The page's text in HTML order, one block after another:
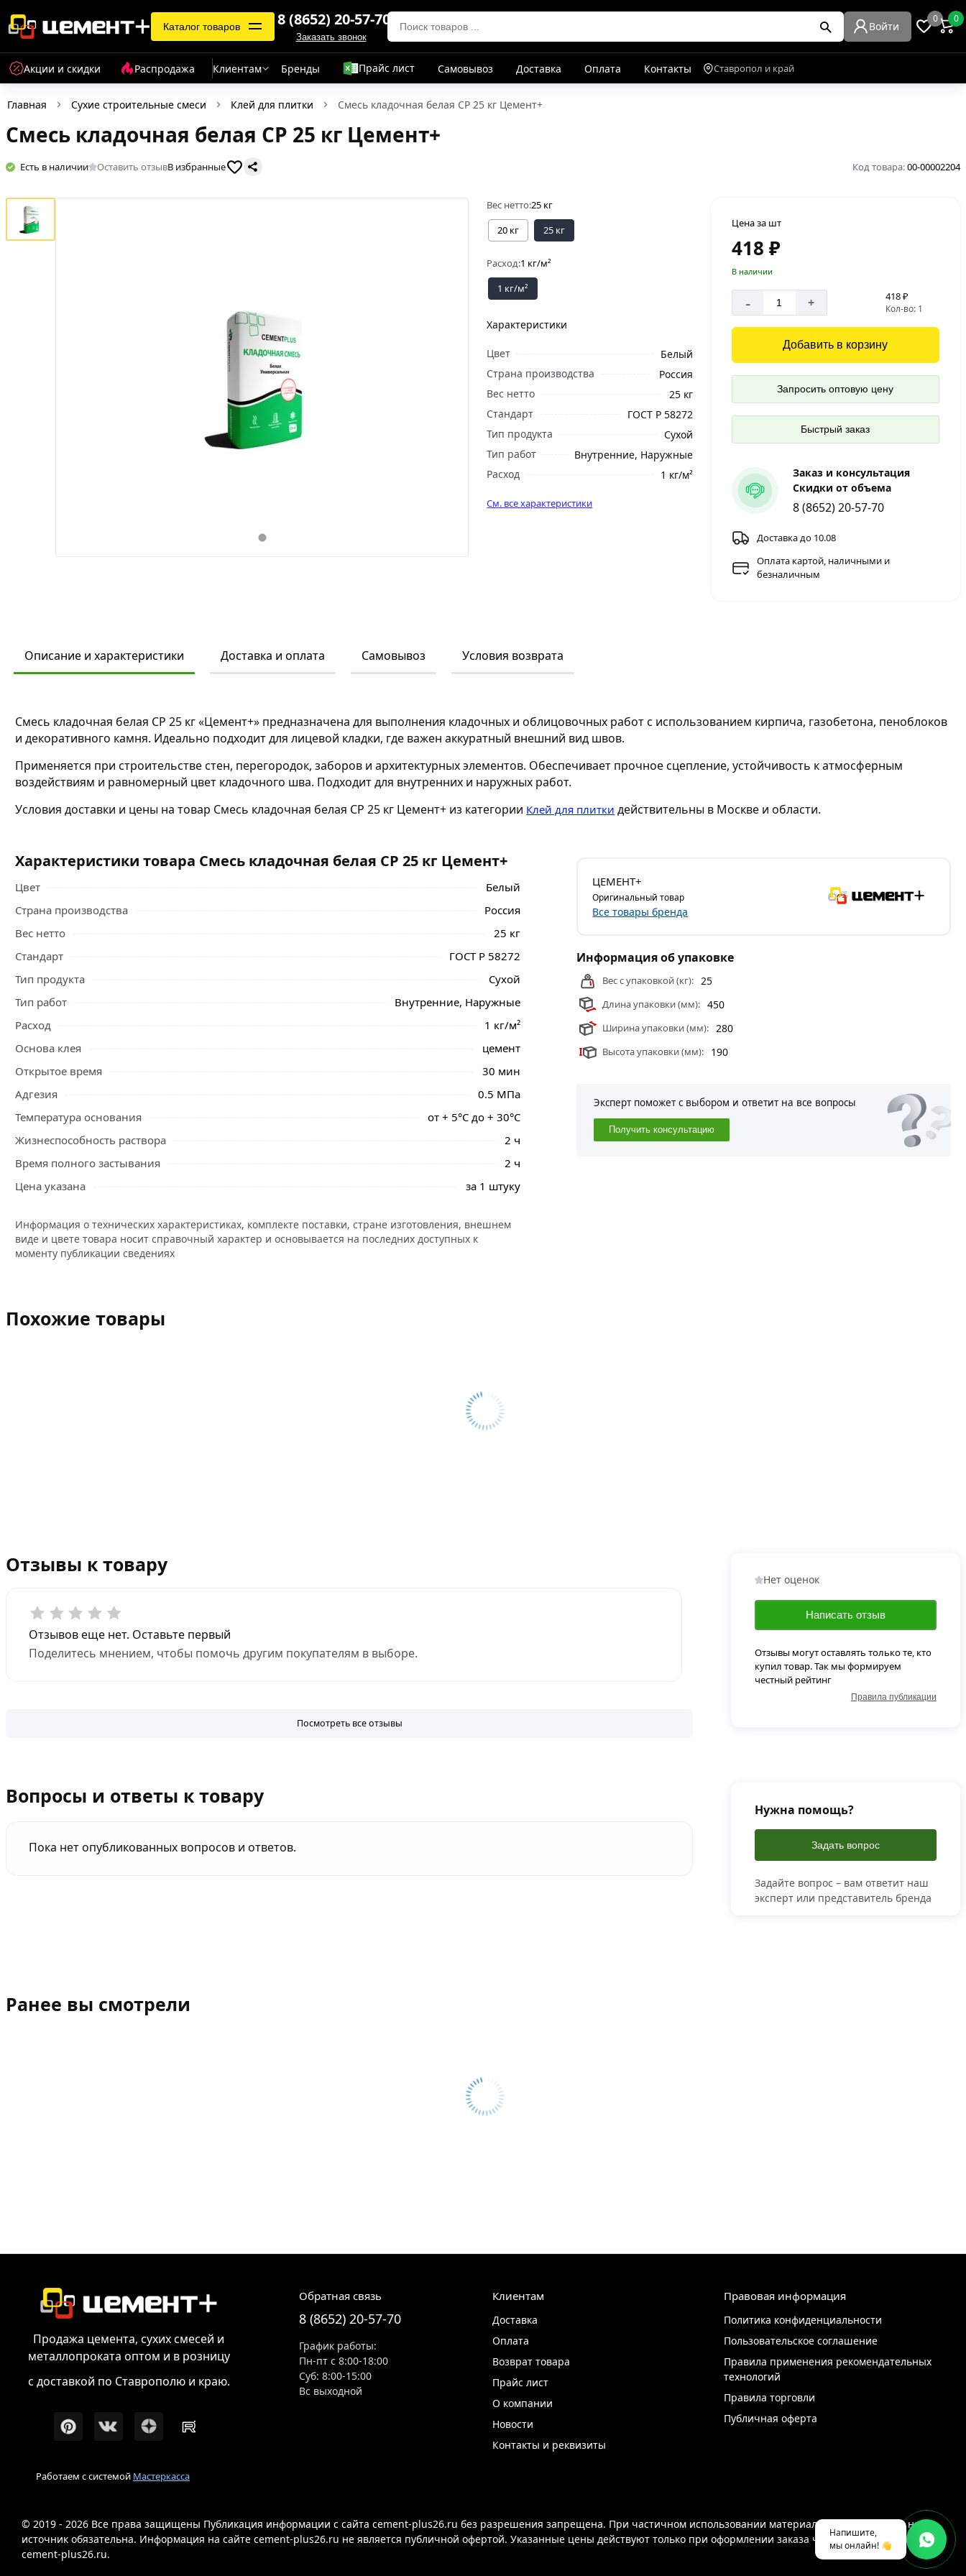
Каталог товаров 8 (8652) 20-57-70
Заказать звонок
Войти
0 0
Акции и скидки Распродажа Клиентам Бренды Прайс лист Самовывоз Доставка Оплата Контакты Ставропол и край
Главная Сухие строительные смеси Клей для плитки Смесь кладочная белая CP 25 кг Цемент+
Смесь кладочная белая CP 25 кг Цемент+
Есть в наличии Оставить отзывВ избранные Код товара:00-00002204
Вес нетто:25 кг
20 кг
25 кг
Расход:1 кг/м²
1 кг/м²
Характеристики
Цвет
Белый
Страна производства
Россия
Вес нетто
25 кг
Стандарт
ГОСТ Р 58272
Тип продукта
Сухой
Тип работ
Внутренние, Наружные
Расход
1 кг/м²
См. все характеристики
Цена за шт
418 ₽
В наличии
- + 418 ₽
Кол-во: 1
Добавить в корзину
Запросить оптовую цену
Быстрый заказ
Заказ и консультация
Скидки от объема
8 (8652) 20-57-70
Доставка до 10.08
Оплата картой, наличными и
безналичным
Описание и характеристики Доставка и оплата Самовывоз Условия возврата
Смесь кладочная белая CP 25 кг «Цемент+» предназначена для выполнения кладочных и облицовочных работ с использованием кирпича, газобетона, пеноблоков
и декоративного камня. Идеально подходит для лицевой кладки, где важен аккуратный внешний вид швов.
Применяется при строительстве стен, перегородок, заборов и архитектурных элементов. Обеспечивает прочное сцепление, устойчивость к атмосферным
воздействиям и равномерный цвет кладочного шва. Подходит для внутренних и наружных работ.
Условия доставки и цены на товар Смесь кладочная белая CP 25 кг Цемент+ из категории Клей для плитки действительны в Москве и области.
Характеристики товара Смесь кладочная белая CP 25 кг Цемент+
Цвет
Белый
Страна производства
Россия
Вес нетто
25 кг
Стандарт
ГОСТ Р 58272
Тип продукта
Сухой
Тип работ
Внутренние, Наружные
Расход
1 кг/м²
Основа клея
цемент
Открытое время
30 мин
Адгезия
0.5 МПа
Температура основания
от + 5°C до + 30°C
Жизнеспособность раствора
2 ч
Время полного застывания
2 ч
Цена указана
за 1 штуку
Информация о технических характеристиках, комплекте поставки, стране изготовления, внешнем
виде и цвете товара носит справочный характер и основывается на последних доступных к
моменту публикации сведениях
ЦЕМЕНТ+
Оригинальный товар
Все товары бренда
Информация об упаковке
Вес с упаковкой (кг): 25
Длина упаковки (мм): 450
Ширина упаковки (мм): 280
Высота упаковки (мм): 190
Эксперт поможет с выбором и ответит на все вопросы
Получить консультацию
Похожие товары
Отзывы к товару
Отзывов еще нет. Оставьте первый
Поделитесь мнением, чтобы помочь другим покупателям в выборе.
Посмотреть все отзывы
Нет оценок
Написать отзыв
Отзывы могут оставлять только те, кто
купил товар. Так мы формируем
честный рейтинг
Правила публикации
Вопросы и ответы к товару
Пока нет опубликованных вопросов и ответов.
Нужна помощь?
Задать вопрос
Задайте вопрос – вам ответит наш
эксперт или представитель бренда
Ранее вы смотрели
Продажа цемента, сухих смесей и
металлопроката оптом и в розницу
с доставкой по Ставрополю и краю.
Обратная связь
8 (8652) 20-57-70
График работы:
Пн-пт с 8:00-18:00
Суб: 8:00-15:00
Вс выходной
Клиентам
Доставка
Оплата
Возврат товара
Прайс лист
О компании
Новости
Контакты и реквизиты
Правовая информация
Политика конфиденциальности
Пользовательское соглашение
Правила применения рекомендательных
технологий
Правила торговли
Публичная оферта
Работаем с системой Мастеркасса
© 2019 - 2026 Все права защищены Публикация информации с сайта cement-plus26.ru без разрешения запрещена. При частичном использовании материалов с сайта ссылка на
источник обязательна. Информация на сайте cement-plus26.ru не является публичной офертой. Указанные цены действуют только при оформлении заказа через интернет-магазин
cement-plus26.ru.
Напишите,
мы онлайн! 👋